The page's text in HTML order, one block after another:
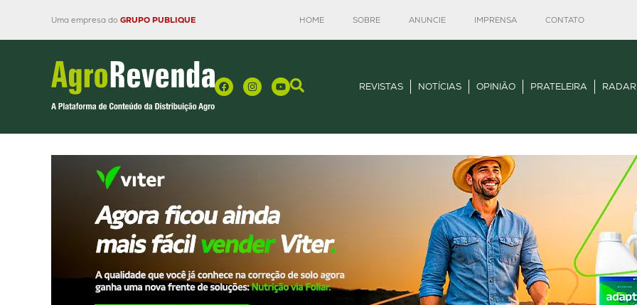
Uma empresa do GRUPO PUBLIQUE HOME SOBRE ANUNCIE IMPRENSA CONTATO
REVISTAS NOTÍCIAS OPINIÃO PRATELEIRA